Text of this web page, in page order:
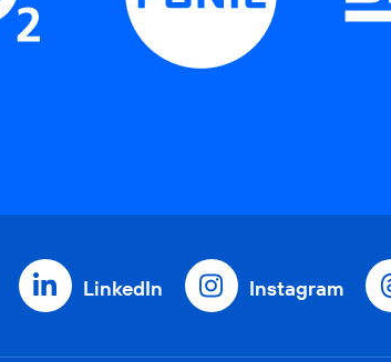
LinkedIn Instagram